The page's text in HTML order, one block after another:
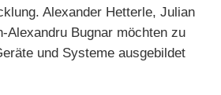
Alexander Hetterle, Julian
Alexandru Bugnar möchten zu
und Systeme ausgebildet